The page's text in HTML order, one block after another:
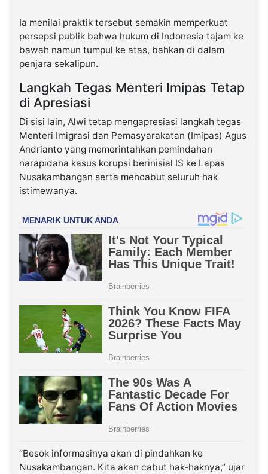
Ia menilai praktik tersebut semakin memperkuat
persepsi publik bahwa hukum di Indonesia tajam ke
bawah namun tumpul ke atas, bahkan di dalam
penjara sekalipun.
Langkah Tegas Menteri Imipas Tetap
di Apresiasi
Di sisi lain, Alwi tetap mengapresiasi langkah tegas
Menteri Imigrasi dan Pemasyarakatan (Imipas) Agus
Andrianto yang memerintahkan pemindahan
narapidana kasus korupsi berinisial IS ke Lapas
Nusakambangan serta mencabut seluruh hak
istimewanya.
“Besok informasinya akan di pindahkan ke
Nusakambangan. Kita akan cabut hak-haknya,” ujar